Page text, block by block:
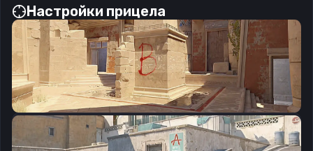
Настройки прицела
CSGO-fXLAp-vZydR-i9qOU-W8m28-yfCcO